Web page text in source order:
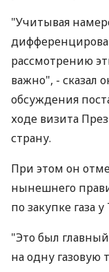
"Учитывая
рассмотрению
важно", - сказал
обсуждения
ходе визита
страну.
При этом он
нынешнего
по закупке газа
"Это был
на одну газовую